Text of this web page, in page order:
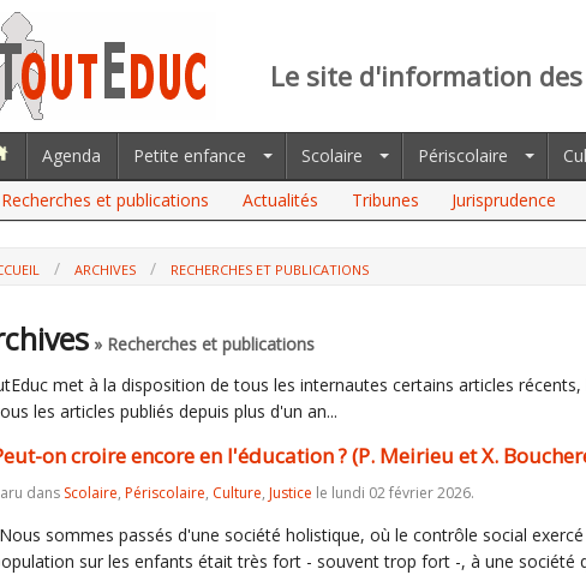
Le site d'information
Agenda Petite enfance Scolaire Périscolaire
Recherches et publications
Actualités Tribunes Jurisprudence
ARCHIVES
RECHERCHES ET PUBLICATIONS
» Recherches et publications
met à la disposition de tous les internautes certains articles récents,
les articles publiés depuis plus d'un an...
on croire encore en l'éducation ? (P. Meirieu et X.
dans Scolaire, Périscolaire, Culture, Justice le lundi 02 février 2026.
sommes passés d'une société holistique, où le contrôle social
sur les enfants était très fort - souvent trop fort -, à une société